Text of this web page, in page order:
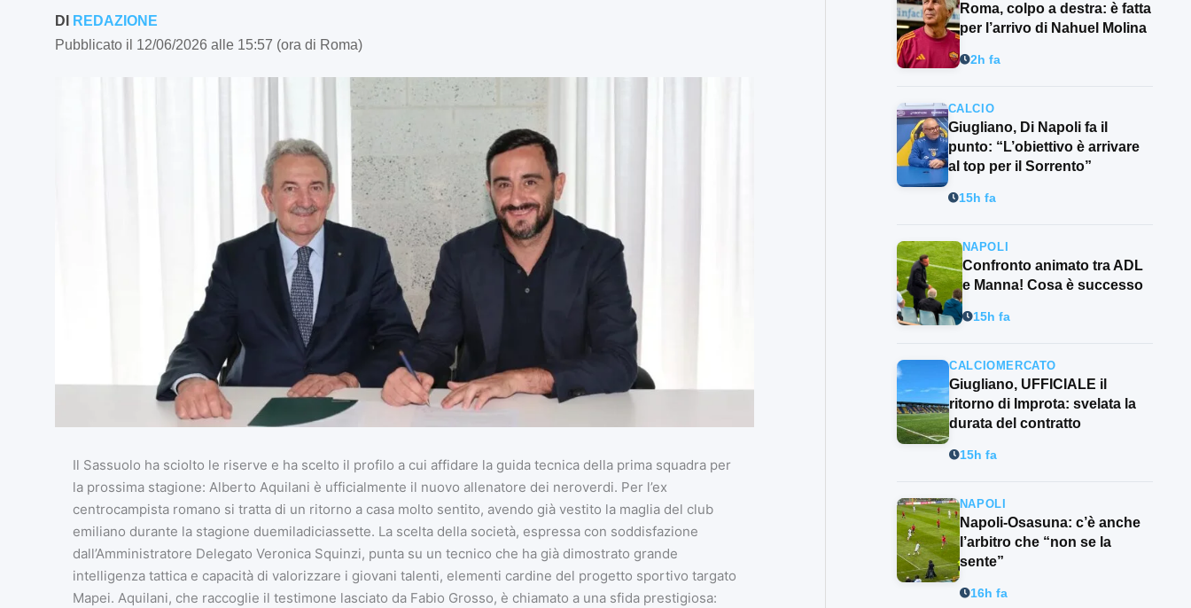
DI
REDAZIONE
Pubblicato il 12/06/2026 alle 15:57 (ora di Roma)
Il Sassuolo ha sciolto le riserve e ha scelto il profilo a cui affidare la guida tecnica della prima squadra per
la prossima stagione: Alberto Aquilani è ufficialmente il nuovo allenatore dei neroverdi. Per l’ex
centrocampista romano si tratta di un ritorno a casa molto sentito, avendo già vestito la maglia del club
emiliano durante la stagione duemiladiciassette. La scelta della società, espressa con soddisfazione
dall’Amministratore Delegato Veronica Squinzi, punta su un tecnico che ha già dimostrato grande
intelligenza tattica e capacità di valorizzare i giovani talenti, elementi cardine del progetto sportivo targato
Mapei. Aquilani, che raccoglie il testimone lasciato da Fabio Grosso, è chiamato a una sfida prestigiosa:
Roma, colpo a destra: è fatta
per l’arrivo di Nahuel Molina
2h fa
CALCIO
Giugliano, Di Napoli fa il
punto: “L’obiettivo è arrivare
al top per il Sorrento”
15h fa
NAPOLI
Confronto animato tra ADL
e Manna! Cosa è successo
15h fa
CALCIOMERCATO
Giugliano, UFFICIALE il
ritorno di Improta: svelata la
durata del contratto
15h fa
NAPOLI
Napoli-Osasuna: c’è anche
l’arbitro che “non se la
sente”
16h fa